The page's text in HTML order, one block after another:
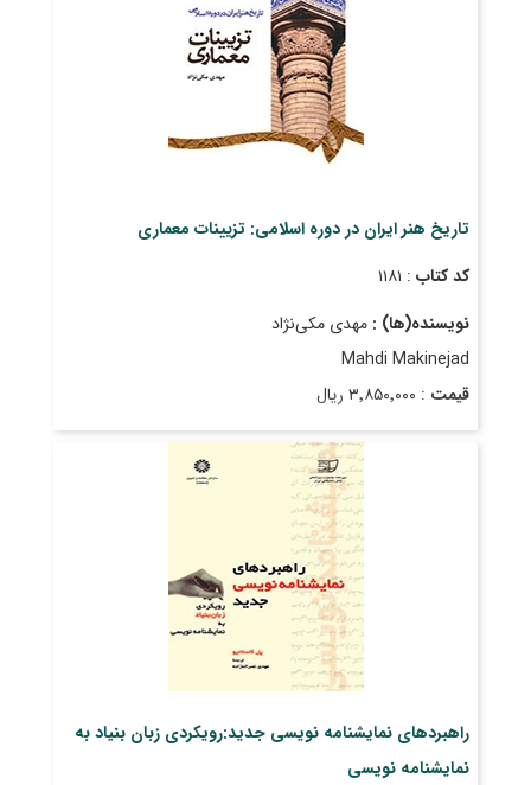
تاریخ هنر ایران در دوره اسلامی: تزیینات معماری
کد کتاب : ۱۱۸۱
نویسنده(ها) : مهدی مکی‌نژاد
Mahdi Makinejad
قیمت : ۳٬۸۵۰٬۰۰۰ ریال
: آذر ۱۴۰۳
راهبردهای نمایشنامه نویسی جدید:رویکردی زبان بنیاد به
نمایشنامه نویسی